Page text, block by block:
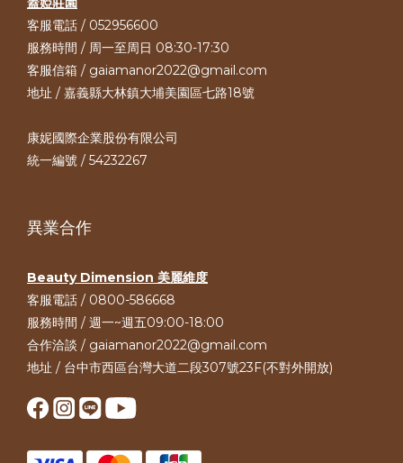
客服電話 / 052956600
服務時間 / 周一至周日 08:30-17:30
客服信箱 / gaiamanor2022@gmail.com
地址 / 嘉義縣大林鎮大埔美園區七路18號
康妮國際企業股份有限公司
統一編號 / 54232267
異業合作
Beauty Dimension 美麗維度
客服電話 / 0800-586668
服務時間 / 週一~週五09:00-18:00
合作洽談 / gaiamanor2022@gmail.com
地址 / 台中市西區台灣大道二段307號23F(不對外開放)